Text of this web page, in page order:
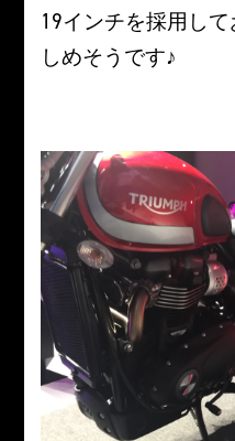
19インチを採用し
しめそうです♪